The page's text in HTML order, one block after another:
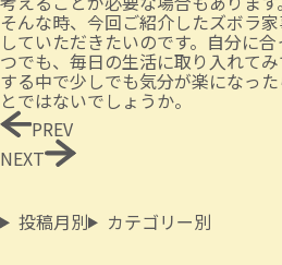
そんな時、今回ご紹介したズボラ
していただきたいのです。自分に
つでも、毎日の生活に取り入れて
する中で少しでも気分が楽になっ
とではないでしょうか。
PREV
NEXT
投稿月別 カテゴリー別